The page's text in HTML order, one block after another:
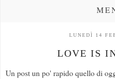
LUNEDÌ 14
LOVE IS
Un post un po' rapido quello di